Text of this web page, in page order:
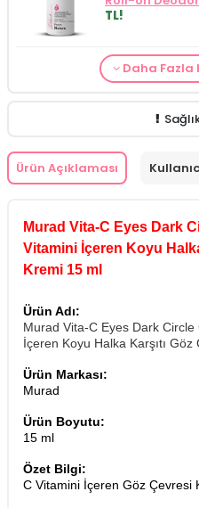
TL!
Cilt Bakım
Daha
Ürün Açıklaması
Murad Vita-C Eyes Dark
Vitamini İçeren Koyu
Kremi 15 ml
Ürün Adı:
Murad Vita-C Eyes Dark Circle
İçeren Koyu Halka Karşıtı
Ürün Markası:
Murad
Ürün Boyutu:
15 ml
Özet Bilgi:
C Vitamini İçeren Göz Çevresi